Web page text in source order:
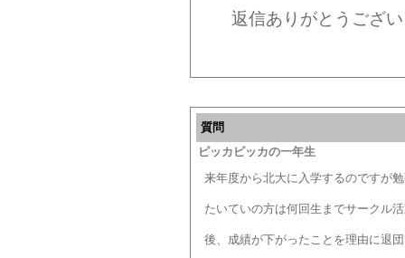
返信ありがとうござ
質問
ピッカピッカの一年生
来年度から北大に入学するのですが
たいていの方は何回生までサークル
後、成績が下がったことを理由に退